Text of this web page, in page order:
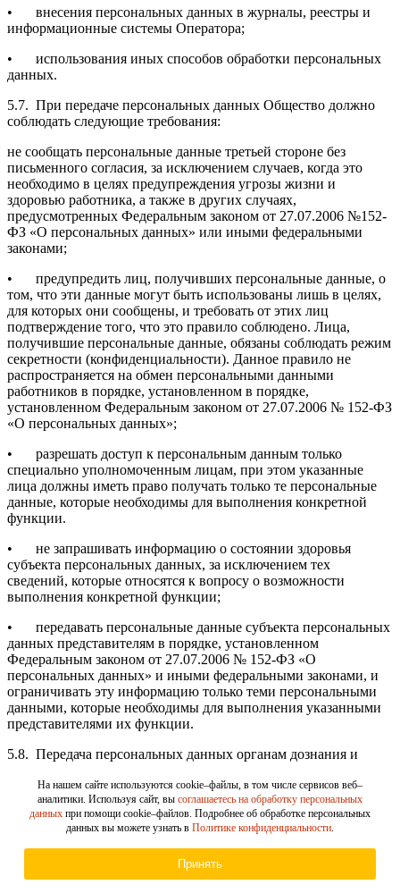
•
внесения персональных данных в журналы, реестры и
информационные системы Оператора;
•
использования иных способов обработки персональных
данных.
5.7. При передаче персональных данных Общество должно
соблюдать следующие требования:
не сообщать персональные данные третьей стороне без
письменного согласия, за исключением случаев, когда это
необходимо в целях предупреждения угрозы жизни и
здоровью работника, а также в других случаях,
предусмотренных Федеральным законом от 27.07.2006 №152-
ФЗ «О персональных данных» или иными федеральными
законами;
•
предупредить лиц, получивших персональные данные, о
том, что эти данные могут быть использованы лишь в целях,
для которых они сообщены, и требовать от этих лиц
подтверждение того, что это правило соблюдено. Лица,
получившие персональные данные, обязаны соблюдать режим
секретности (конфиденциальности). Данное правило не
распространяется на обмен персональными данными
работников в порядке, установленном в порядке,
установленном Федеральным законом от 27.07.2006 № 152-ФЗ
«О персональных данных»;
•
разрешать доступ к персональным данным только
специально уполномоченным лицам, при этом указанные
лица должны иметь право получать только те персональные
данные, которые необходимы для выполнения конкретной
функции.
•
не запрашивать информацию о состоянии здоровья
субъекта персональных данных, за исключением тех
сведений, которые относятся к вопросу о возможности
выполнения конкретной функции;
•
передавать персональные данные субъекта персональных
данных представителям в порядке, установленном
Федеральным законом от 27.07.2006 № 152-ФЗ «О
персональных данных» и иными федеральными законами, и
ограничивать эту информацию только теми персональными
данными, которые необходимы для выполнения указанными
представителями их функции.
5.8. Передача персональных данных органам дознания и
Фонд России и другие уполномоченные органы
исполнительной власти и организации осуществляется в
соответствии с требованиями законодательства Российской
Федерации.
Оператор принимает необходимые правовые,
организационные и технические меры для защиты
На нашем сайте используются cookie–файлы, в том числе сервисов веб–
аналитики. Используя сайт, вы соглашаетесь на обработку персональных
данныхпри помощи cookie–файлов. Подробнее об обработке персональных
данных вы можете узнать в Политике конфиденциальности.
Принять